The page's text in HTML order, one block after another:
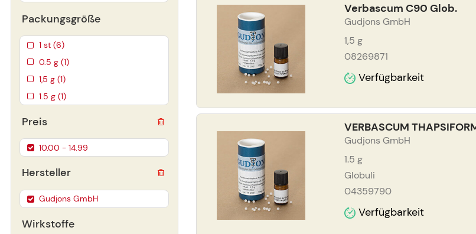
Verbascum C90 Glob.
Gudjons GmbH
1,5 g
08269871
Verfügbarkeit
VERBASCUM
Gudjons GmbH
1.5 g
Globuli
04359790
Verfügbarkeit
Packungsgröße
1 st (6)
0.5 g (1)
1,5 g (1)
1.5 g (1)
Preis
10.00 - 14.99
Hersteller
Gudjons GmbH
Wirkstoffe